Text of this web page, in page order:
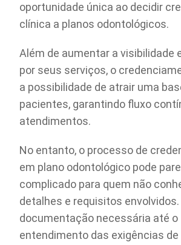
oportunidade única ao decidir
clínica a planos odontológicos.
Além de aumentar a visibilidade
por seus serviços, o
a possibilidade de atrair uma
pacientes, garantindo fluxo
atendimentos.
No entanto, o processo de
em plano odontológico pode
complicado para quem não
detalhes e requisitos envolvidos.
documentação necessária até o
entendimento das exigências de